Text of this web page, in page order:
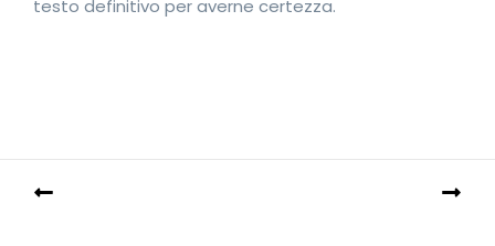
testo definitivo per averne certezza.